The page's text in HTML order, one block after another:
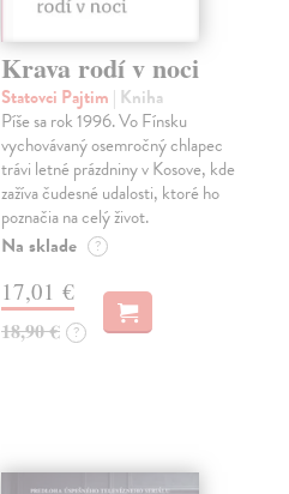
Krava rodí v noci
Statovci Pajtim | Kniha
Píše sa rok 1996. Vo Fínsku
vychovávaný osemročný chlapec
trávi letné prázdniny v Kosove, kde
zažíva čudesné udalosti, ktoré ho
poznačia na celý život.
Na sklade ?
17,01 €
18,90 € ?